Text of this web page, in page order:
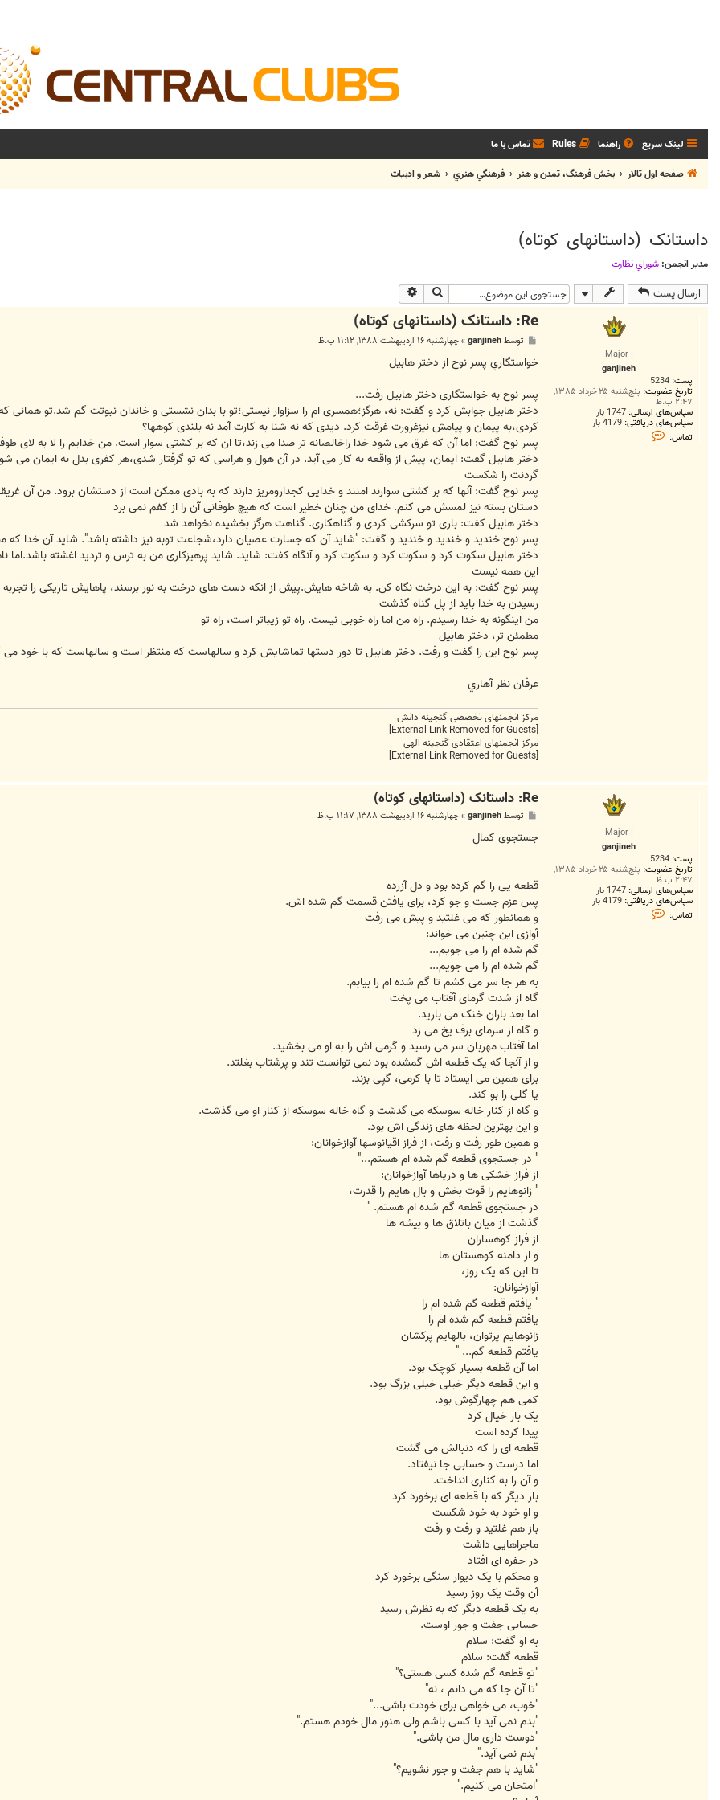
لینک سریع راهنما Rules تماس با ما
صفحه اول تالار
بخش فرهنگ، تمدن و هنر فرهنگي هنري شعر و ادبيات
داستانک (داستانهای کوتاه)
مدیر انجمن: شوراي نظارت
ارسال پست جستجو
Major I
ganjineh
پست: 5234
تاریخ عضویت: پنج‌شنبه ۲۵ خرداد ۱۳۸۵,
۲:۴۷ ب.ظ
سپاس‌های ارسالی: 1747 بار
سپاس‌های دریافتی: 4179 بار
تماس:
ت
Re: داستانک (داستانهای کوتاه)
ت
توسطganjineh
»چهارشنبه ۱۶ اردیبهشت ۱۳۸۸, ۱۱:۱۲ ب.ظ
خواستگاري پسر نوح از دختر هابيل
پسر نوح به خواستگاری دختر هابيل رفت...
دختر هابيل جوابش کرد و گفت: نه، هرگز؛همسری ام را سزاوار نيستی؛تو با بدان نشستی و خاندان نبوتت گم شد.تو همانی
کردی،به پيمان و پيامش نيزغرورت غرقت کرد. ديدی که نه شنا به کارت آمد نه بلندی کوهها؟
پسر نوح گفت: اما آن که غرق می شود خدا راخالصانه تر صدا می زند،تا ان که بر کشتی سوار است. من خدايم را لا به لای
دختر هابيل گفت: ايمان، پيش از واقعه به کار می آيد. در آن هول و هراسی که تو گرفتار شدی،هر کفری بدل به ايمان می
گردنت را شکست
پسر نوح گفت: آنها که بر کشتی سوارند امنند و خدايی کجدارومريز دارند که به بادی ممکن است از دستشان برود. من آن
دستان بسته نيز لمسش می کنم. خدای من چنان خطير است که هيچ طوفانی آن را از کفم نمی برد
دختر هابيل کفت: باری تو سرکشی کردی و گناهکاری. گناهت هرگز بخشيده نخواهد شد
پسر نوح خنديد و خنديد و خنديد و گفت: "شايد آن که جسارت عصيان دارد،شجاعت توبه نيز داشته باشد". شايد آن خدا
دختر هابيل سکوت کرد و سکوت کرد و سکوت کرد و آنگاه کفت: شايد. شايد پرهيزکاری من به ترس و ترديد اغشته باشد.اما
اين همه نيست
پسر نوح گفت: به اين درخت نگاه کن. به شاخه هايش.پيش از انکه دست های درخت به نور برسند، پاهايش تاريکی را تجربه
رسيدن به خدا بايد از پل گناه گذشت
من اينگونه به خدا رسيدم. راه من اما راه خوبی نيست. راه تو زيباتر است، راه تو
مطمئن تر، دختر هابيل
پسر نوح اين را گفت و رفت. دختر هابيل تا دور دستها تماشايش کرد و سالهاست که منتظر است و سالهاست که با خود می
عرفان نظر آهاري
مرکز انجمنهای تخصصی گنجینه دانش
[External Link Removed for Guests]
مرکز انجمنهای اعتقادی گنجینه الهی
[External Link Removed for Guests]
Major I
ganjineh
پست: 5234
تاریخ عضویت: پنج‌شنبه ۲۵ خرداد ۱۳۸۵,
۲:۴۷ ب.ظ
سپاس‌های ارسالی: 1747 بار
سپاس‌های دریافتی: 4179 بار
تماس:
ت
Re: داستانک (داستانهای کوتاه)
ت
توسطganjineh
»چهارشنبه ۱۶ اردیبهشت ۱۳۸۸, ۱۱:۱۷ ب.ظ
جستجوی کمال
قطعه یی را گم کرده بود و دل آزرده
پس عزم جست و جو کرد، برای یافتن قسمت گم شده اش.
و همانطور که می غلتید و پیش می رفت
آوازی این چنین می خواند:
گم شده ام را می جویم...
گم شده ام را می جویم...
به هر جا سر می کشم تا گم شده ام را بیابم.
گاه از شدت گرمای آفتاب می پخت
اما بعد باران خنک می بارید.
و گاه از سرمای برف یخ می زد
اما آفتاب مهربان سر می رسید و گرمی اش را به او می بخشید.
و از آنجا که یک قطعه اش گمشده بود نمی توانست تند و پرشتاب بغلتد.
برای همین می ایستاد تا با کرمی، گپی بزند.
یا گلی را بو کند.
و گاه از کنار خاله سوسکه می گذشت و گاه خاله سوسکه از کنار او می گذشت.
و این بهترین لحظه های زندگی اش بود.
و همین طور رفت و رفت، از فراز اقیانوسها آوازخوانان:
" در جستجوی قطعه گم شده ام هستم..."
از فراز خشکی ها و دریاها آوازخوانان:
" زانوهایم را قوت بخش و بال هایم را قدرت،
در جستجوی قطعه گم شده ام هستم. "
گذشت از میان باتلاق ها و بیشه ها
از فراز کوهساران
و از دامنه کوهستان ها
تا این که یک روز،
آوازخوانان:
" یافتم قطعه گم شده ام را
یافتم قطعه گم شده ام را
زانوهایم پرتوان، بالهایم پرکشان
یافتم قطعه گم... "
اما آن قطعه بسیار کوچک بود.
و این قطعه دیگر خیلی خیلی بزرگ بود.
کمی هم چهارگوش بود.
یک بار خیال کرد
پیدا کرده است
قطعه ای را که دنبالش می گشت
اما درست و حسابی جا نیفتاد.
و آن را به کناری انداخت.
بار دیگر که با قطعه ای برخورد کرد
و او خود به خود شکست
باز هم غلتید و رفت و رفت
ماجراهایی داشت
در حفره ای افتاد
و محکم با یک دیوار سنگی برخورد کرد
آن وقت یک روز رسید
به یک قطعه دیگر که به نظرش رسید
حسابی جفت و جور اوست.
به او گفت: سلام
قطعه گفت: سلام
"تو قطعه گم شده کسی هستی؟"
"تا آن جا که می دانم ، نه"
"خوب، می خواهی برای خودت باشی..."
"بدم نمی آید با کسی باشم ولی هنوز مال خودم هستم."
"دوست داری مال من باشی."
"بدم نمی آید."
"شاید با هم جفت و جور نشویم؟"
"امتحان می کنیم."